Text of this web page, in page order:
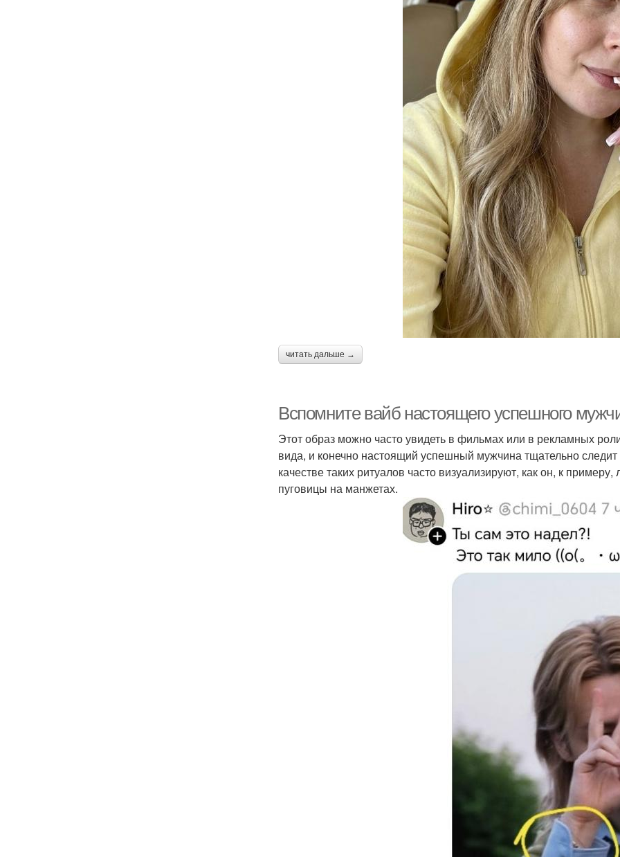
читать дальше →
Вспомните вайб настоящего успешного
Этот образ можно часто увидеть в фильмах или в рекламных
вида, и конечно настоящий успешный мужчина тщательно
качестве таких ритуалов часто визуализируют, как он, к примеру,
пуговицы на манжетах.